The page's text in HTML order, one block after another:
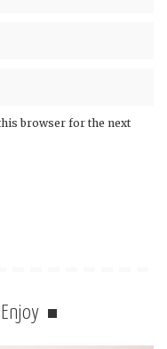
browser for the next